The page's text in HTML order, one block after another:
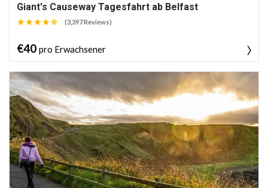
Giant's Causeway Tagesfahrt ab Belfast
(3,397 Reviews)
€40 pro Erwachsener